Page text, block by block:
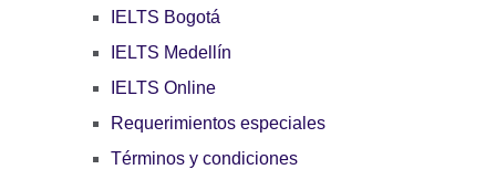
IELTS Bogotá
IELTS Medellín
IELTS Online
Requerimientos especiales
Términos y condiciones